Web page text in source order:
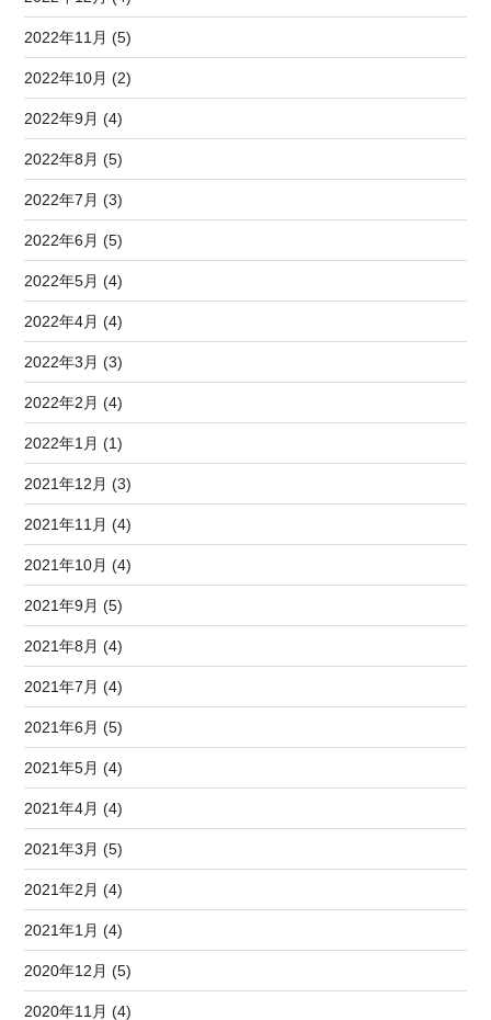
2022年11月 (5)
2022年10月 (2)
2022年9月 (4)
2022年8月 (5)
2022年7月 (3)
2022年6月 (5)
2022年5月 (4)
2022年4月 (4)
2022年3月 (3)
2022年2月 (4)
2022年1月 (1)
2021年12月 (3)
2021年11月 (4)
2021年10月 (4)
2021年9月 (5)
2021年8月 (4)
2021年7月 (4)
2021年6月 (5)
2021年5月 (4)
2021年4月 (4)
2021年3月 (5)
2021年2月 (4)
2021年1月 (4)
2020年12月 (5)
2020年11月 (4)